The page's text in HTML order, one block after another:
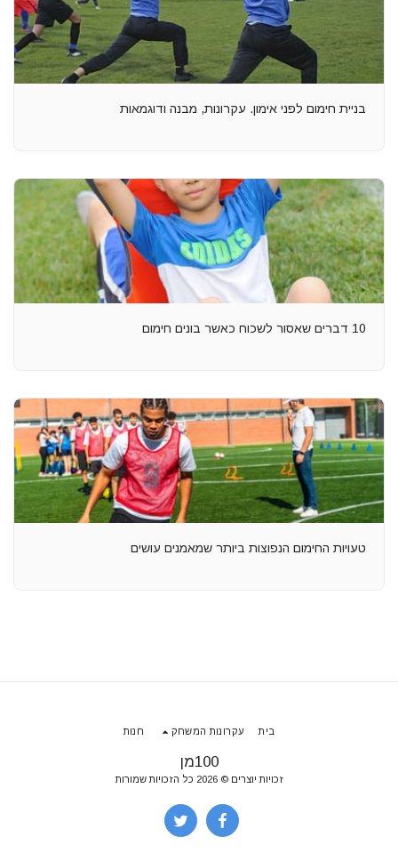
בניית חימום לפני אימון. עקרונות, מבנה ודוגמאות
10 דברים שאסור לשכוח כאשר בונים חימום
טעויות החימום הנפוצות ביותר שמאמנים עושים
100מן
זכויות יוצרים © 2026 כל הזכויות שמורות
בית עקרונות המשחק חנות